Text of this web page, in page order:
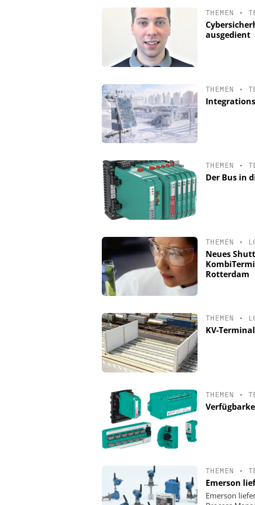
THEMEN •
ausgedient
THEMEN •
THEMEN •
Der Bus in
THEMEN •
Neues
Rotterdam
THEMEN •
KV-
THEMEN •
THEMEN •
Emerson
Emerson
FETTE COMPACTING GMBH